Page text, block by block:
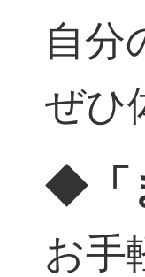
自分
ぜひ
◆「
お手